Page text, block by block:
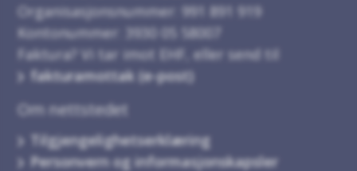
Organisasjonsnummer: 991 891 919
Kontonummer: 3930 05 58007
Faktura? Vi tar imot EHF, eller send til
fakturamottak (e-post)
Om nettstedet
Tilgjengelighetserklæring
Personvern og informasjonskapsler